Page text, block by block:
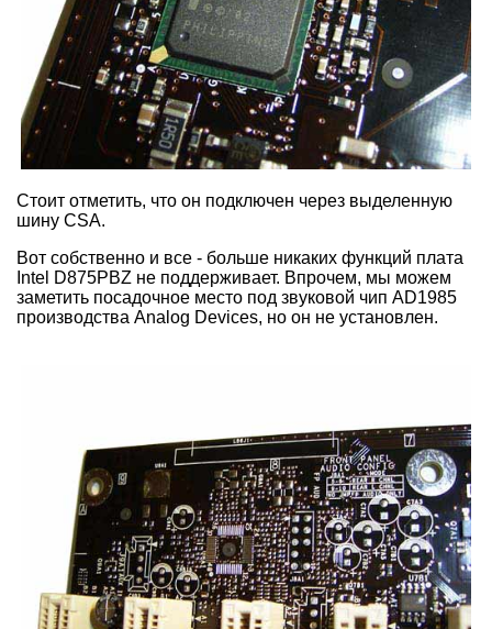
Стоит отметить, что он подключен через выделенную
шину CSA.
Вот собственно и все - больше никаких функций плата
Intel D875PBZ не поддерживает. Впрочем, мы можем
заметить посадочное место под звуковой чип AD1985
производства Analog Devices, но он не установлен.